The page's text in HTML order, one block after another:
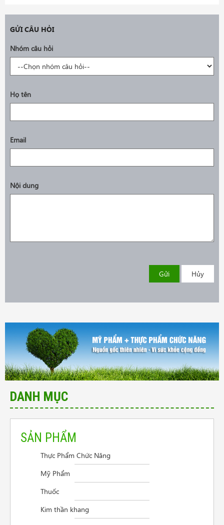
GỬI CÂU HỎI
Nhóm câu hỏi
Họ tên
Email
Nội dung
Gửi Hủy
DANH MỤC
SẢN PHẨM
Thực Phẩm Chức Năng
Mỹ Phẩm
Thuốc
Kim thần khang
Cần tư vấn sản phẩm trị vẩy nến da đầu
Điều trị viêm thanh quản
Người mệt mỏi mất ngủ lo âu
Giao hàng ở Đồng Nai